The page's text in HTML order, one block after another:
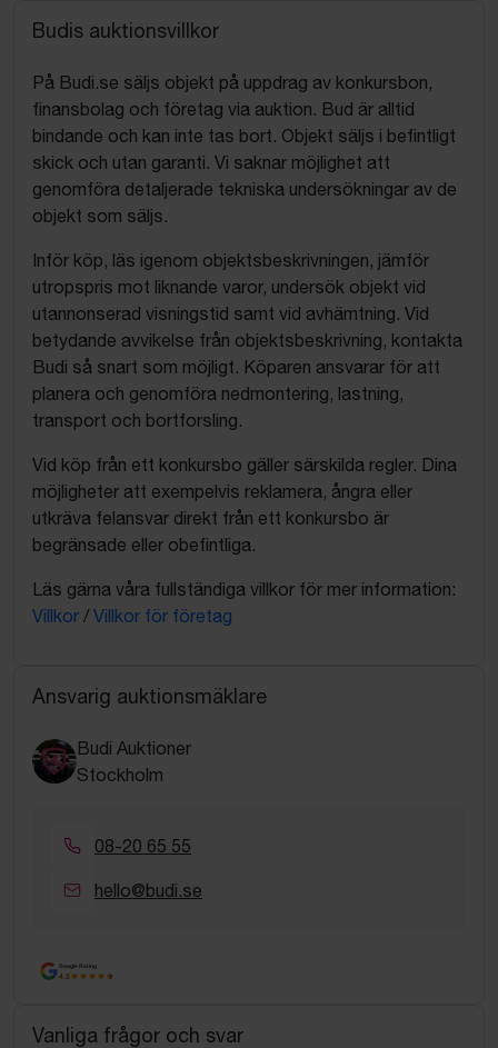
Budis auktionsvillkor
På Budi.se säljs objekt på uppdrag av konkursbon,
finansbolag och företag via auktion. Bud är alltid
bindande och kan inte tas bort. Objekt säljs i befintligt
skick och utan garanti. Vi saknar möjlighet att
genomföra detaljerade tekniska undersökningar av de
objekt som säljs.
Inför köp, läs igenom objektsbeskrivningen, jämför
utropspris mot liknande varor, undersök objekt vid
utannonserad visningstid samt vid avhämtning. Vid
betydande avvikelse från objektsbeskrivning, kontakta
Budi så snart som möjligt. Köparen ansvarar för att
planera och genomföra nedmontering, lastning,
transport och bortforsling.
Vid köp från ett konkursbo gäller särskilda regler. Dina
möjligheter att exempelvis reklamera, ångra eller
utkräva felansvar direkt från ett konkursbo är
begränsade eller obefintliga.
Läs gärna våra fullständiga villkor för mer information:
Villkor / Villkor för företag
Ansvarig auktionsmäklare
Budi Auktioner
Stockholm
08-20 65 55
hello@budi.se
Google Rating
4.5
Vanliga frågor och svar